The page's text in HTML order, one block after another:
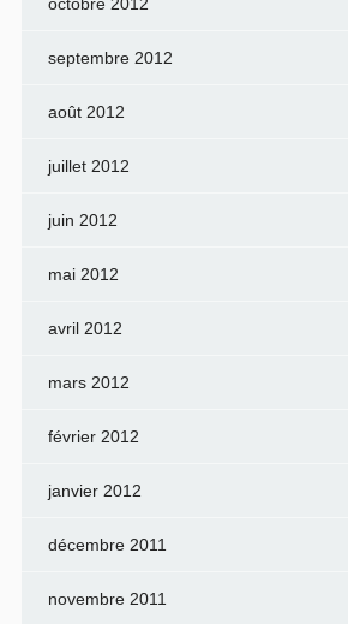
septembre 2012
août 2012
juillet 2012
juin 2012
mai 2012
avril 2012
mars 2012
février 2012
janvier 2012
décembre 2011
novembre 2011